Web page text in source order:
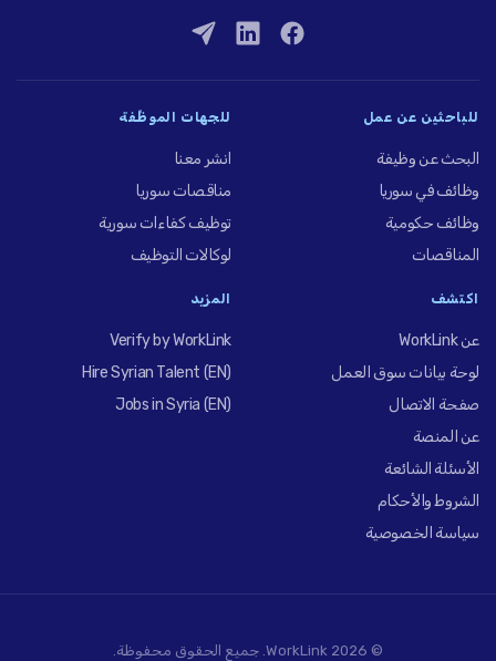
للباحثين عن عمل
البحث عن وظيفة
وظائف في سوريا
وظائف حكومية
المناقصات
للجهات الموظِّفة
انشر معنا
مناقصات سوريا
توظيف كفاءات سورية
لوكالات التوظيف
اكتشف
عن WorkLink
لوحة بيانات سوق العمل
صفحة الاتصال
عن المنصة
الأسئلة الشائعة
الشروط والأحكام
سياسة الخصوصية
المزيد
Verify by WorkLink
Hire Syrian Talent (EN)
Jobs in Syria (EN)
© 2026 WorkLink. جميع الحقوق محفوظة.